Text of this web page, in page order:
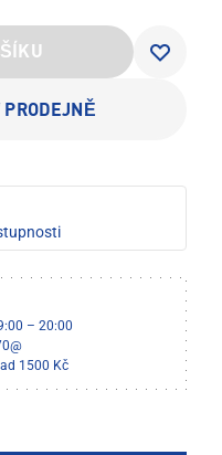
PRODEJNĚ
– 20:00
@
1500 Kč